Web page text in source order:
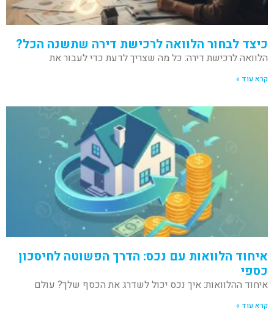
כיצד לבחור הלוואה לרכישת דירה שתשנה הכל?
הלוואה לרכישת דירה: כל מה שצריך לדעת כדי לעבור את
קרא עוד »
איחוד הלוואות עם נכס: הדרך הפשוטה לחיסכון
כספי
איחוד ההלוואות: איך נכס יכול לשדרג את הכסף שלך? עולם
קרא עוד »